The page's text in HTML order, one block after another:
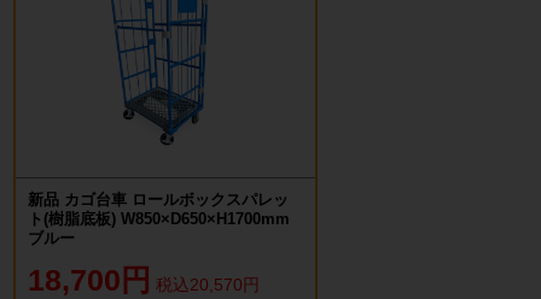
新品 カゴ台車 ロールボックスパレッ
ト(樹脂底板) W850×D650×H1700mm
ブルー
18,700円 税込20,570円